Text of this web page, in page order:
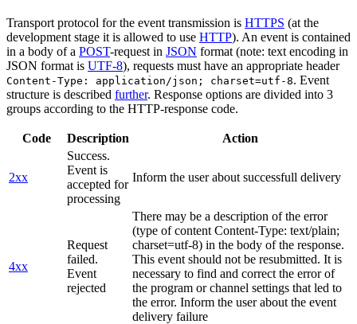
Transport protocol for the event transmission is HTTPS (at the
development stage it is allowed to use HTTP). An event is contained
in a body of a POST-request in JSON format (note: text encoding in
JSON format is UTF-8), requests must have an appropriate header
Content-Type: application/json; charset=utf-8. Event
structure is described further. Response options are divided into 3
groups according to the HTTP-response code.
Code Description Action
2xx
Success.
Event is
accepted for
processing
Inform the user about successfull delivery
4xx
Request
failed.
Event
rejected
There may be a description of the error
(type of content Content-Type: text/plain;
charset=utf-8) in the body of the response.
This event should not be resubmitted. It is
necessary to find and correct the error of
the program or channel settings that led to
the error. Inform the user about the event
delivery failure